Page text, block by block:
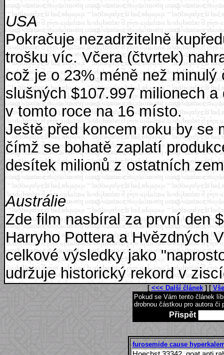
USA
Pokračuje nezadržitelně
trošku víc. Včera (čtvrtek)
což je o 23% méně než
slušných $107.997 milionech
v tomto roce na 16 místo.
Ještě před koncem roku by se
čímž se bohatě zaplatí
desítek milionů z ostatních
Austrálie
Zde film nasbíral za první den
Harryho Pottera a Hvězdných
celkové výsledky jako
udržuje historický rekord v
[ <<< Další článek] [
Pokud se Vám tento článek
drobnou částkou pro autora či
Přispět
furosemide cause